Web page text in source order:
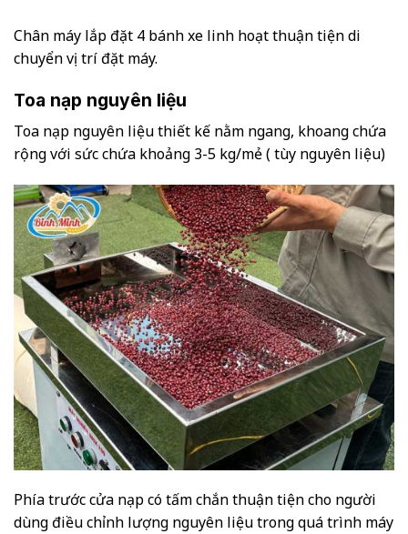
Chân máy lắp đặt 4 bánh xe linh hoạt thuận tiện di
chuyển vị trí đặt máy.
Toa nạp nguyên liệu
Toa nạp nguyên liệu thiết kế nằm ngang, khoang chứa
rộng với sức chứa khoảng 3-5 kg/mẻ ( tùy nguyên liệu)
Phía trước cửa nạp có tấm chắn thuận tiện cho người
dùng điều chỉnh lượng nguyên liệu trong quá trình máy